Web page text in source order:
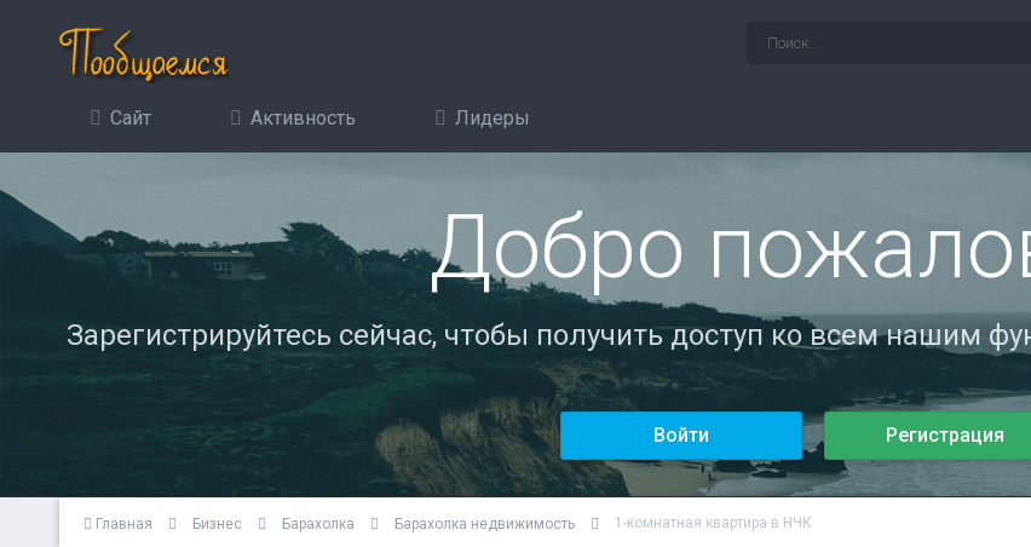
Сайт Активность Лидеры
Добро
Зарегистрируйтесь сейчас, чтобы получить доступ ко всем нашим
Войти Регистрация
Главная Бизнес Барахолка Барахолка недвижимость 1-комнатная квартира в НЧК